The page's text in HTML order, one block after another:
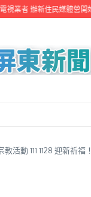
視業者 辦新住民媒體營開
教活動 111 1128 迎新祈